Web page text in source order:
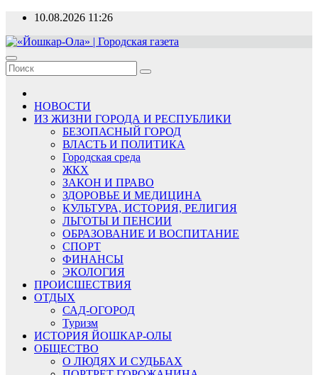
Перейти
содержимому
10.08.2026 11:26
«Йошкар-Ола» | Городская газета
Новости, события, люди
НОВОСТИ
ИЗ ЖИЗНИ ГОРОДА И РЕСПУБЛИКИ
БЕЗОПАСНЫЙ ГОРОД
ВЛАСТЬ И ПОЛИТИКА
Городская среда
ЖКХ
ЗАКОН И ПРАВО
ЗДОРОВЬЕ И МЕДИЦИНА
КУЛЬТУРА, ИСТОРИЯ, РЕЛИГИЯ
ЛЬГОТЫ И ПЕНСИИ
ОБРАЗОВАНИЕ И ВОСПИТАНИЕ
СПОРТ
ФИНАНСЫ
ЭКОЛОГИЯ
ПРОИСШЕСТВИЯ
ОТДЫХ
САД-ОГОРОД
Туризм
ИСТОРИЯ ЙОШКАР-ОЛЫ
ОБЩЕСТВО
О ЛЮДЯХ И СУДЬБАХ